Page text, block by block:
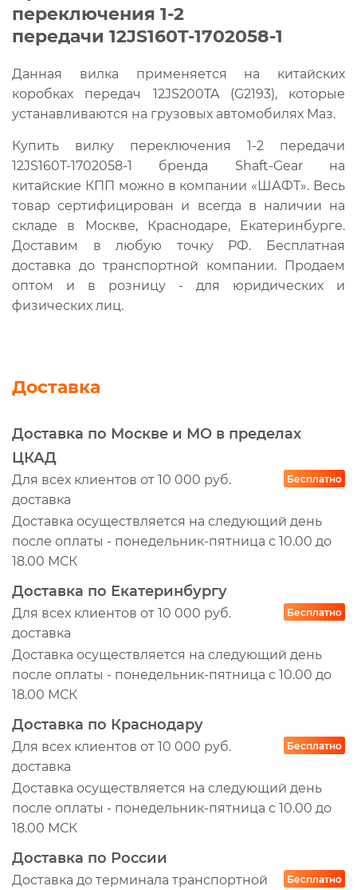
переключения 1-2
передачи 12JS160T-1702058-1
Данная вилка применяется на китайских
коробках передач 12JS200TA (G2193), которые
устанавливаются на грузовых автомобилях Маз.
Купить вилку переключения 1-2 передачи
12JS160T-1702058-1 бренда Shaft-Gear на
китайские КПП можно в компании «ШАФТ». Весь
товар сертифицирован и всегда в наличии на
складе в Москве, Краснодаре, Екатеринбурге.
Доставим в любую точку РФ. Бесплатная
доставка до транспортной компании. Продаем
оптом и в розницу - для юридических и
физических лиц.
Доставка
Доставка по Москве и МО в пределах
ЦКАД
Для всех клиентов от 10 000 руб.
доставка
Бесплатно
Доставка осуществляется на следующий день
после оплаты - понедельник-пятница с 10.00 до
18.00 МСК
Доставка по Екатеринбургу
Для всех клиентов от 10 000 руб.
доставка
Бесплатно
Доставка осуществляется на следующий день
после оплаты - понедельник-пятница с 10.00 до
18.00 МСК
Доставка по Краснодару
Для всех клиентов от 10 000 руб.
доставка
Бесплатно
Доставка осуществляется на следующий день
после оплаты - понедельник-пятница с 10.00 до
18.00 МСК
Доставка по России
Доставка до терминала транспортной
Бесплатно